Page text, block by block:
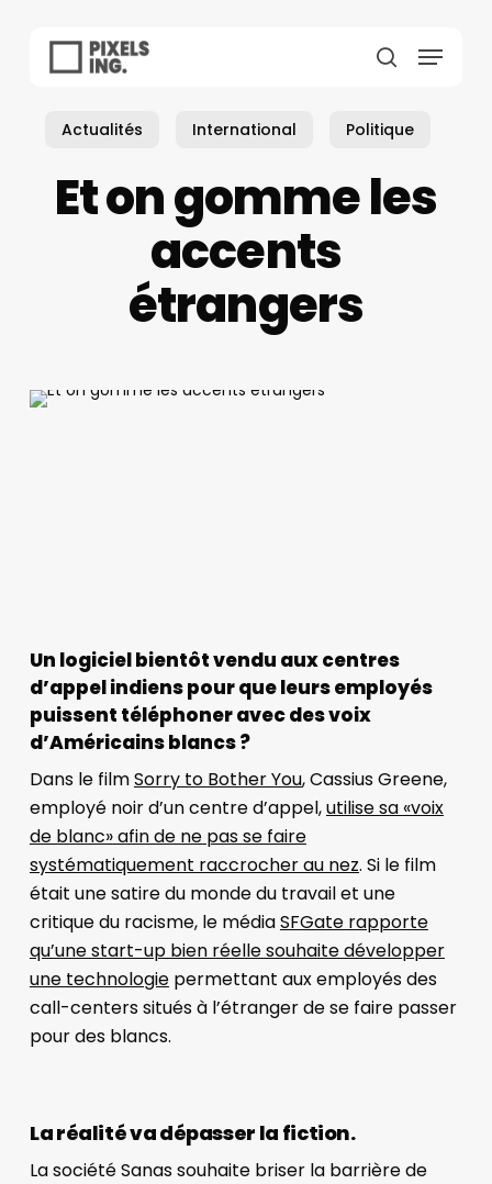
Menu
Actualités International Politique
Et on gomme les
accents
étrangers
Un logiciel bientôt vendu aux centres
d’appel indiens pour que leurs employés
puissent téléphoner avec des voix
d’Américains blancs ?
Dans le filmSorry to Bother You, Cassius Greene,
employé noir d’un centre d’appel,utilise sa «voix
de blanc»afin de ne pas se faire
systématiquement raccrocher au nez. Si le film
était une satire du monde du travail et une
critique du racisme, le médiaSFGate rapporte
qu’une start-up bien réelle souhaite développer
une technologiepermettant aux employés des
call-centers situés à l’étranger de se faire passer
pour des blancs.
La réalité va dépasser la fiction.
La société Sanas souhaite briser la barrière de